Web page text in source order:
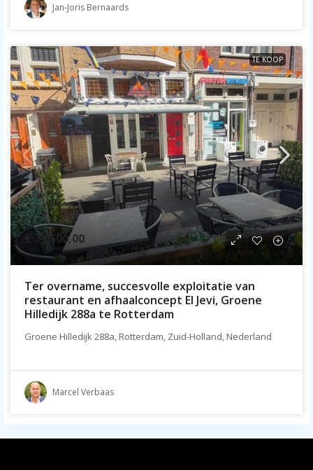
Jan-Joris Bernaards
TE KOOP
€ 79.500,00
Ter overname, succesvolle exploitatie van
restaurant en afhaalconcept El Jevi, Groene
Hilledijk 288a te Rotterdam
Groene Hilledijk 288a, Rotterdam, Zuid-Holland, Nederland
Marcel Verbaas